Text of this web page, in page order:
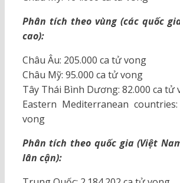
Phân tích theo vùng (các quốc
cao):
Châu Âu: 205.000 ca tử vong
Châu Mỹ: 95.000 ca tử vong
Tây Thái Bình Dương: 82.000 ca tử
Eastern Mediterranean
vong
Phân tích theo quốc gia (Việt
lân cận):